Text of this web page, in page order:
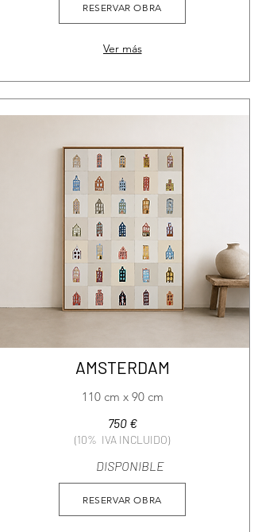
RESERVAR OBRA
Ver más
AMSTERDAM
110 cm x 90 cm
750 €
(10% IVA INCLUIDO)
DISPONIBLE
RESERVAR OBRA